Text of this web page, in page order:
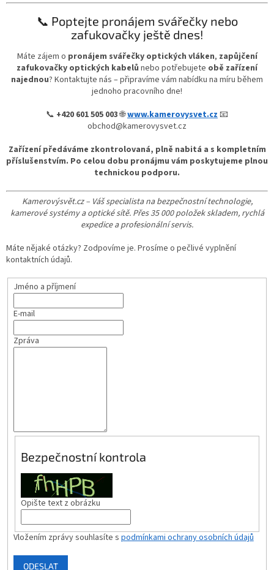
📞 Poptejte pronájem svářečky nebo
zafukovačky ještě dnes!
Máte zájem o pronájem svářečky optických vláken, zapůjčení
zafukovačky optických kabelů nebo potřebujete obě zařízení
najednou? Kontaktujte nás – připravíme vám nabídku na míru během
jednoho pracovního dne!
📞 +420 601 505 003 🌐www.kamerovysvet.cz 📧
obchod@kamerovysvet.cz
Zařízení předáváme zkontrolovaná, plně nabitá a s kompletním
příslušenstvím. Po celou dobu pronájmu vám poskytujeme plnou
technickou podporu.
Kamerovýsvět.cz – Váš specialista na bezpečnostní technologie,
kamerové systémy a optické sítě. Přes 35 000 položek skladem, rychlá
expedice a profesionální servis.
Máte nějaké otázky? Zodpovíme je. Prosíme o pečlivé vyplnění
kontaktních údajů.
Jméno a příjmení
E-mail
Zpráva
Bezpečnostní kontrola
Opište text z obrázku
Vložením zprávy souhlasíte s podmínkami ochrany osobních údajů
ODESLAT